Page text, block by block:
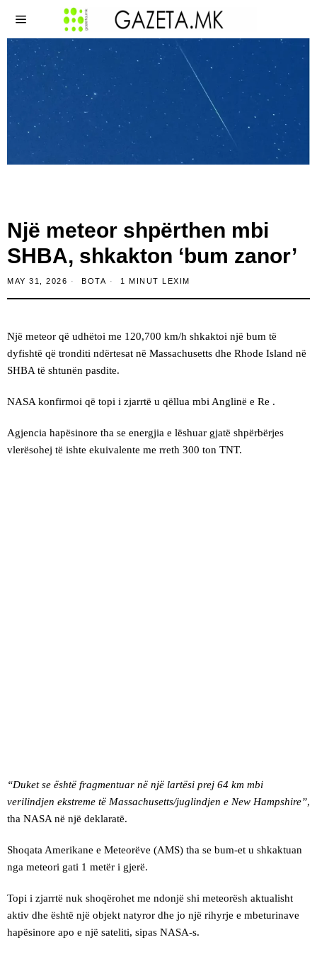
Një meteor shpërthen mbi
SHBA, shkakton ‘bum zanor’
MAY 31, 2026 BOTA 1 MINUT LEXIM
Një meteor që udhëtoi me 120,700 km/h shkaktoi një bum të
dyfishtë që tronditi ndërtesat në Massachusetts dhe Rhode Island në
SHBA të shtunën pasdite.
NASA konfirmoi që topi i zjarrtë u qëllua mbi Anglinë e Re .
Agjencia hapësinore tha se energjia e lëshuar gjatë shpërbërjes
vlerësohej të ishte ekuivalente me rreth 300 ton TNT.
“Duket se është fragmentuar në një lartësi prej 64 km mbi
verilindjen ekstreme të Massachusetts/juglindjen e New Hampshire”,
tha NASA në një deklaratë.
Shoqata Amerikane e Meteorëve (AMS) tha se bum-et u shkaktuan
nga meteori gati 1 metër i gjerë.
Topi i zjarrtë nuk shoqërohet me ndonjë shi meteorësh aktualisht
aktiv dhe është një objekt natyror dhe jo një rihyrje e mbeturinave
hapësinore apo e një sateliti, sipas NASA-s.